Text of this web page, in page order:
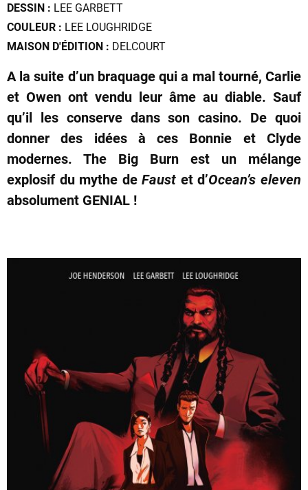
DESSIN : LEE GARBETT
COULEUR : LEE LOUGHRIDGE
MAISON D'ÉDITION : DELCOURT
A la suite d’un braquage qui a mal tourné, Carlie
et Owen ont vendu leur âme au diable. Sauf
qu’il les conserve dans son casino. De quoi
donner des idées à ces Bonnie et Clyde
modernes. The Big Burn est un mélange
explosif du mythe deFaust et d’Ocean’s eleven
absolument GENIAL !